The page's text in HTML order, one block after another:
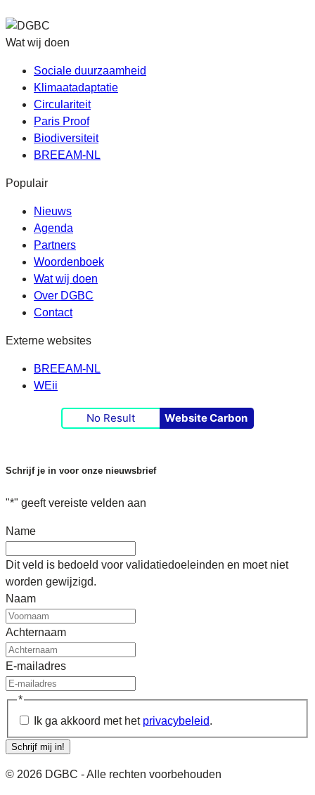
Wat wij doen
Sociale duurzaamheid
Klimaatadaptatie
Circulariteit
Paris Proof
Biodiversiteit
BREEAM-NL
Populair
Nieuws
Agenda
Partners
Woordenboek
Wat wij doen
Over DGBC
Contact
Externe websites
BREEAM-NL
WEii
No Result Website Carbon
Schrijf je in voor onze nieuwsbrief
"*" geeft vereiste velden aan
Name
Dit veld is bedoeld voor validatiedoeleinden en moet niet
worden gewijzigd.
Naam
Achternaam
E-mailadres
*
Ik ga akkoord met het privacybeleid.
Schrijf mij in!
© 2026 DGBC - Alle rechten voorbehouden